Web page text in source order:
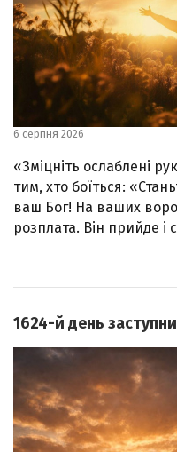
6 серпня 2026
«Зміцніть ослаблені
тим, хто боїться:
ваш Бог! На ваших
розплата. Він прийде і
1624-й день